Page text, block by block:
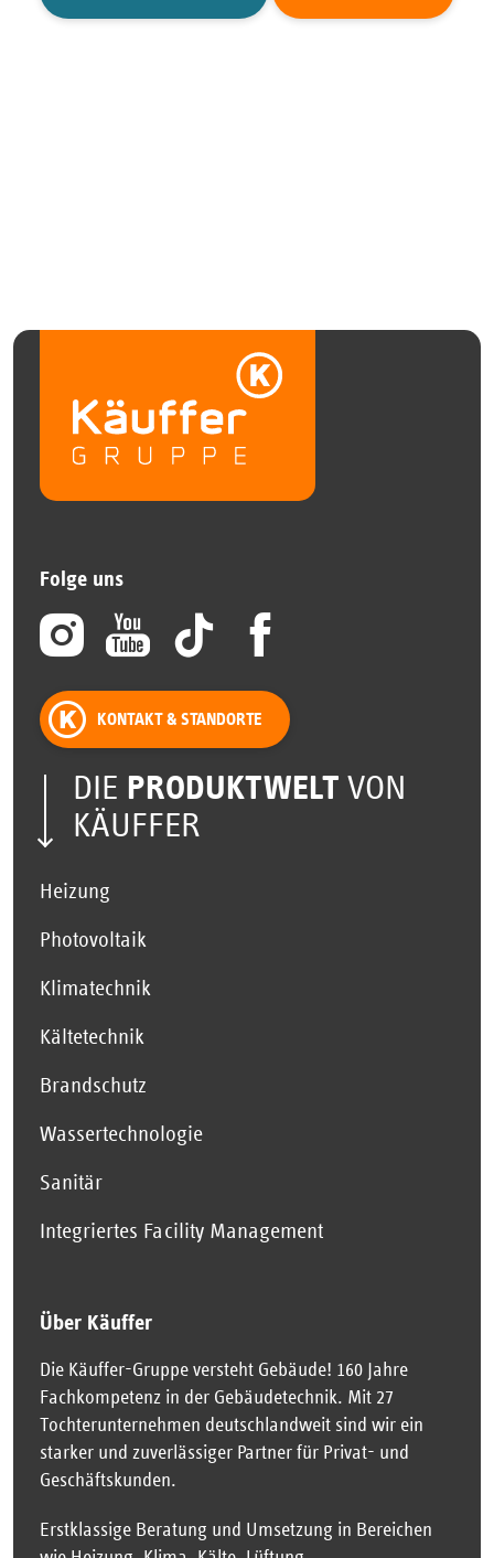
Folge uns
KONTAKT & STANDORTE
DIE PRODUKTWELT VON
KÄUFFER
Heizung
Photovoltaik
Klimatechnik
Kältetechnik
Brandschutz
Wassertechnologie
Sanitär
Integriertes Facility Management
Über Käuffer
Die Käuffer-Gruppe versteht Gebäude! 160 Jahre
Fachkompetenz in der Gebäudetechnik. Mit 27
Tochterunternehmen deutschlandweit sind wir ein
starker und zuverlässiger Partner für Privat- und
Geschäftskunden.
Erstklassige Beratung und Umsetzung in Bereichen